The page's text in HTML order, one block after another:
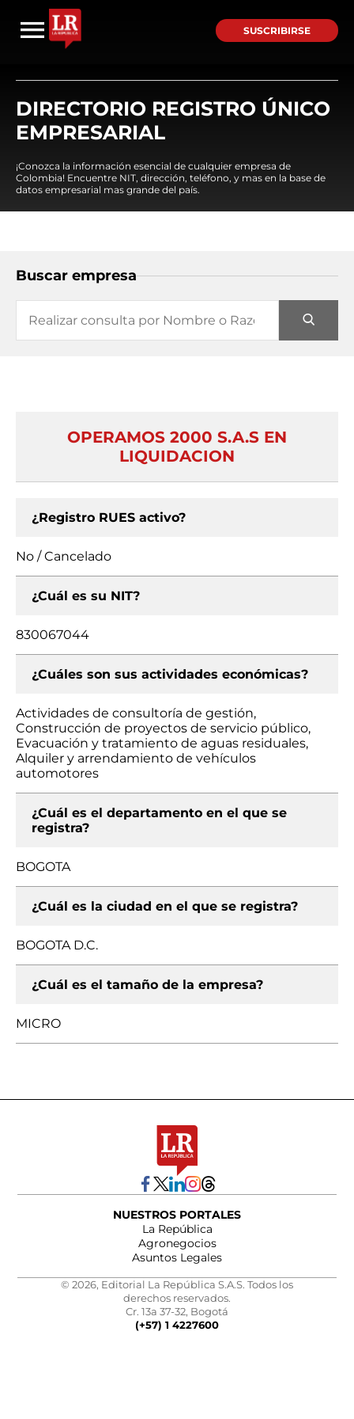
SUSCRIBIRSE
DIRECTORIO REGISTRO ÚNICO
EMPRESARIAL
¡Conozca la información esencial de cualquier empresa de
Colombia! Encuentre NIT, dirección, teléfono, y mas en la base de
datos empresarial mas grande del país.
Buscar empresa
OPERAMOS 2000 S.A.S EN
LIQUIDACION
¿Registro RUES activo?
No / Cancelado
¿Cuál es su NIT?
830067044
¿Cuáles son sus actividades económicas?
Actividades de consultoría de gestión,
Construcción de proyectos de servicio público,
Evacuación y tratamiento de aguas residuales,
Alquiler y arrendamiento de vehículos
automotores
¿Cuál es el departamento en el que se
registra?
BOGOTA
¿Cuál es la ciudad en el que se registra?
BOGOTA D.C.
¿Cuál es el tamaño de la empresa?
MICRO
NUESTROS PORTALES
La República
Agronegocios
Asuntos Legales
© 2026, Editorial La República S.A.S. Todos los
derechos reservados.
Cr. 13a 37-32, Bogotá
(+57) 1 4227600